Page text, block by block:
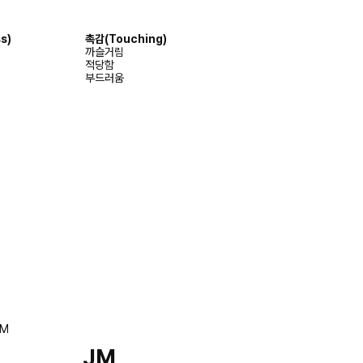
촉감(Touching)
까슬거림
적당함
부드러움
JM